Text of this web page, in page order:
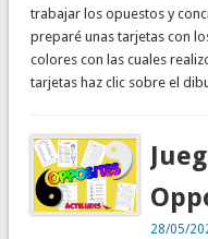
trabajar los opuestos y
preparé unas tarjetas con
colores con las cuales
tarjetas haz clic sobre el
28/05/